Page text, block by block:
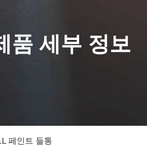
품 세부 정보
페인트 들통